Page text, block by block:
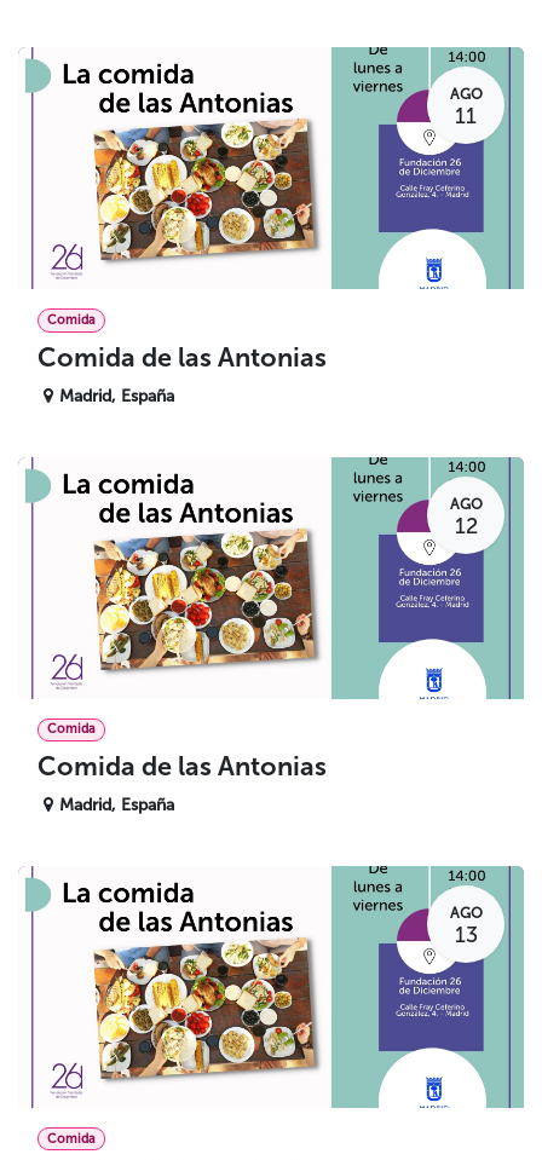
AGO
11
Comida
Comida de las Antonias
Madrid, España
AGO
12
Comida
Comida de las Antonias
Madrid, España
AGO
13
Comida